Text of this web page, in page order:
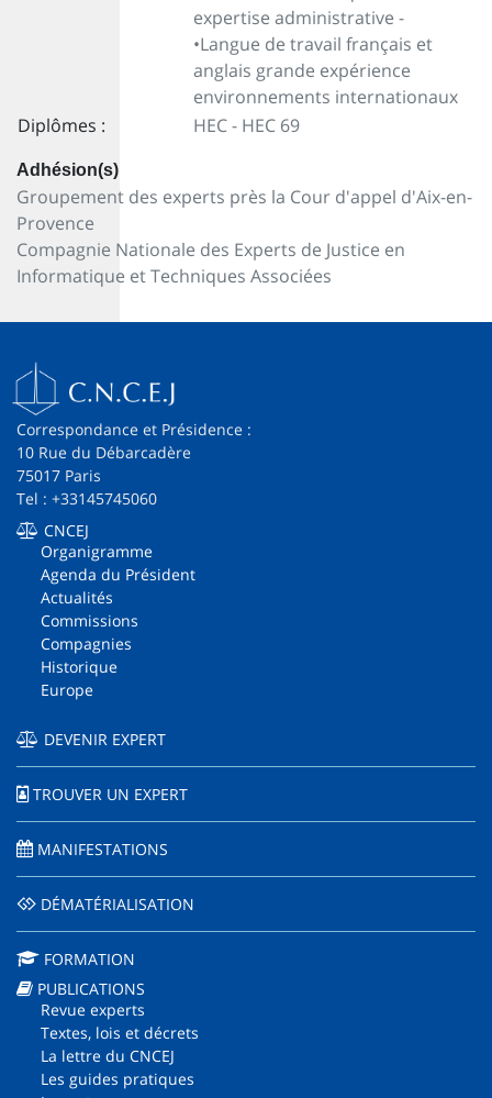
expertise administrative -
•Langue de travail français et
anglais grande expérience
environnements internationaux
Diplômes :
HEC - HEC 69
Adhésion(s)
Groupement des experts près la Cour d'appel d'Aix-en-
Provence
Compagnie Nationale des Experts de Justice en
Informatique et Techniques Associées
Correspondance et Présidence :
10 Rue du Débarcadère
75017 Paris
Tel : +33145745060
CNCEJ
Organigramme
Agenda du Président
Actualités
Commissions
Compagnies
Historique
Europe
DEVENIR EXPERT
TROUVER UN EXPERT
MANIFESTATIONS
DÉMATÉRIALISATION
FORMATION
PUBLICATIONS
Revue experts
Textes, lois et décrets
La lettre du CNCEJ
Les guides pratiques